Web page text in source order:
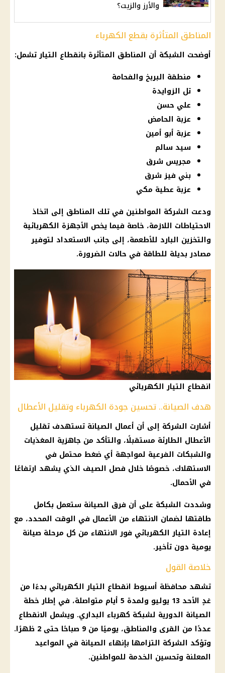
والأرز والزيت؟
المناطق المتأثرة بقطع الكهرباء
أوضحت الشبكة أن المناطق المتأثرة بانقطاع التيار تشمل:
منطقة البربخ والفحامة
تل الزوايدة
علي حسن
عزبة الحامض
عزبة أبو أمين
سيد سالم
مجريس شرق
بني فيز شرق
عزبة عطية مكي
ودعت الشركة المواطنين في تلك المناطق إلى اتخاذ
الاحتياطات اللازمة، خاصة فيما يخص الأجهزة الكهربائية
والتخزين البارد للأطعمة، إلى جانب الاستعداد لتوفير
مصادر بديلة للطاقة في حالات الضرورة.
انقطاع التيار الكهربائي
هدف الصيانة.. تحسين جودة الكهرباء وتقليل الأعطال
أشارت الشركة إلى أن أعمال الصيانة تستهدف تقليل
الأعطال الطارئة مستقبلًا، والتأكد من جاهزية المغذيات
والشبكات الفرعية لمواجهة أي ضغط محتمل في
الاستهلاك، خصوصًا خلال فصل الصيف الذي يشهد ارتفاعًا
في الأحمال.
وشددت الشبكة على أن فرق الصيانة ستعمل بكامل
طاقتها لضمان الانتهاء من الأعمال في الوقت المحدد، مع
إعادة التيار الكهربائي فور الانتهاء من كل مرحلة صيانة
يومية دون تأخير.
خلاصة القول
تشهد محافظة أسيوط انقطاع التيار الكهربائي بدءًا من
غدٍ الأحد 13 يوليو ولمدة 5 أيام متواصلة، في إطار خطة
الصيانة الدورية لشبكة كهرباء البداري. ويشمل الانقطاع
عددًا من القرى والمناطق، يوميًا من 9 صباحًا حتى 2 ظهرًا.
وتؤكد الشركة التزامها بإنهاء الصيانة في المواعيد
المعلنة وتحسين الخدمة للمواطنين.